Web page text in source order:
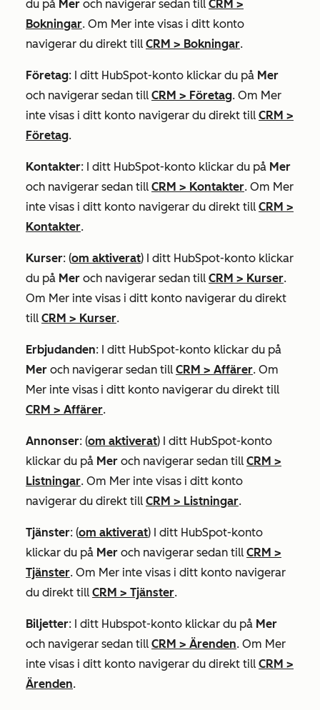
du på Mer och navigerar sedan till CRM >
Bokningar. Om Mer inte visas i ditt konto
navigerar du direkt till CRM > Bokningar.
Företag: I ditt HubSpot-konto klickar du på Mer
och navigerar sedan till CRM > Företag. Om Mer
inte visas i ditt konto navigerar du direkt till CRM >
Företag.
Kontakter: I ditt HubSpot-konto klickar du på Mer
och navigerar sedan till CRM > Kontakter. Om Mer
inte visas i ditt konto navigerar du direkt till CRM >
Kontakter.
Kurser: (om aktiverat) I ditt HubSpot-konto klickar
du på Mer och navigerar sedan till CRM > Kurser.
Om Mer inte visas i ditt konto navigerar du direkt
till CRM > Kurser.
Erbjudanden: I ditt HubSpot-konto klickar du på
Mer och navigerar sedan till CRM > Affärer. Om
Mer inte visas i ditt konto navigerar du direkt till
CRM > Affärer.
Annonser: (om aktiverat) I ditt HubSpot-konto
klickar du på Mer och navigerar sedan till CRM >
Listningar. Om Mer inte visas i ditt konto
navigerar du direkt till CRM > Listningar.
Tjänster: (om aktiverat) I ditt HubSpot-konto
klickar du på Mer och navigerar sedan till CRM >
Tjänster. Om Mer inte visas i ditt konto navigerar
du direkt till CRM > Tjänster.
Biljetter: I ditt Hubspot-konto klickar du på Mer
och navigerar sedan till CRM > Ärenden. Om Mer
inte visas i ditt konto navigerar du direkt till CRM >
Ärenden.